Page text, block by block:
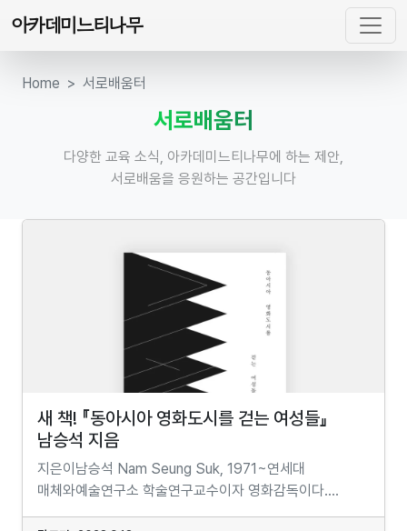
아카데미느티나무
Home 서로배움터
서로배움터
다양한 교육 소식, 아카데미느티나무에 하는 제안,
서로배움을 응원하는 공간입니다
새 책! 『동아시아 영화도시를 걷는 여성들』
남승석 지음
지은이남승석 Nam Seung Suk, 1971~연세대
매체와예술연구소 학술연구교수이자 영화감독이다.
서강대학교 철학과에서 서양철학 일반을 전공하고,